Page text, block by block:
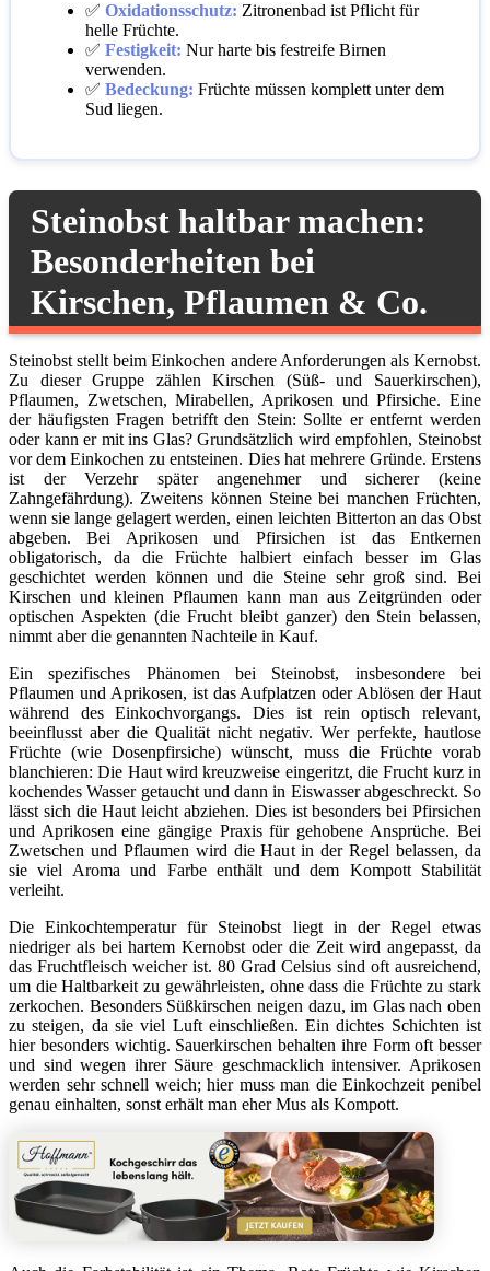
✅ Oxidationsschutz: Zitronenbad ist Pflicht für
helle Früchte.
✅ Festigkeit: Nur harte bis festreife Birnen
verwenden.
✅ Bedeckung: Früchte müssen komplett unter dem
Sud liegen.
Steinobst haltbar machen:
Besonderheiten bei
Kirschen, Pflaumen & Co.
Steinobst stellt beim Einkochen andere Anforderungen als Kernobst.
Zu dieser Gruppe zählen Kirschen (Süß- und Sauerkirschen),
Pflaumen, Zwetschen, Mirabellen, Aprikosen und Pfirsiche. Eine
der häufigsten Fragen betrifft den Stein: Sollte er entfernt werden
oder kann er mit ins Glas? Grundsätzlich wird empfohlen, Steinobst
vor dem Einkochen zu entsteinen. Dies hat mehrere Gründe. Erstens
ist der Verzehr später angenehmer und sicherer (keine
Zahngefährdung). Zweitens können Steine bei manchen Früchten,
wenn sie lange gelagert werden, einen leichten Bitterton an das Obst
abgeben. Bei Aprikosen und Pfirsichen ist das Entkernen
obligatorisch, da die Früchte halbiert einfach besser im Glas
geschichtet werden können und die Steine sehr groß sind. Bei
Kirschen und kleinen Pflaumen kann man aus Zeitgründen oder
optischen Aspekten (die Frucht bleibt ganzer) den Stein belassen,
nimmt aber die genannten Nachteile in Kauf.
Ein spezifisches Phänomen bei Steinobst, insbesondere bei
Pflaumen und Aprikosen, ist das Aufplatzen oder Ablösen der Haut
während des Einkochvorgangs. Dies ist rein optisch relevant,
beeinflusst aber die Qualität nicht negativ. Wer perfekte, hautlose
Früchte (wie Dosenpfirsiche) wünscht, muss die Früchte vorab
blanchieren: Die Haut wird kreuzweise eingeritzt, die Frucht kurz in
kochendes Wasser getaucht und dann in Eiswasser abgeschreckt. So
lässt sich die Haut leicht abziehen. Dies ist besonders bei Pfirsichen
und Aprikosen eine gängige Praxis für gehobene Ansprüche. Bei
Zwetschen und Pflaumen wird die Haut in der Regel belassen, da
sie viel Aroma und Farbe enthält und dem Kompott Stabilität
verleiht.
Die Einkochtemperatur für Steinobst liegt in der Regel etwas
niedriger als bei hartem Kernobst oder die Zeit wird angepasst, da
das Fruchtfleisch weicher ist. 80 Grad Celsius sind oft ausreichend,
um die Haltbarkeit zu gewährleisten, ohne dass die Früchte zu stark
zerkochen. Besonders Süßkirschen neigen dazu, im Glas nach oben
zu steigen, da sie viel Luft einschließen. Ein dichtes Schichten ist
hier besonders wichtig. Sauerkirschen behalten ihre Form oft besser
und sind wegen ihrer Säure geschmacklich intensiver. Aprikosen
werden sehr schnell weich; hier muss man die Einkochzeit penibel
genau einhalten, sonst erhält man eher Mus als Kompott.